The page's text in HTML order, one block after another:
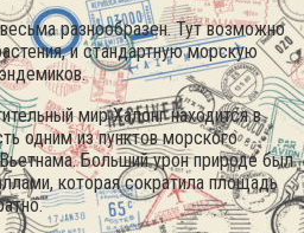
разнообразен. Тут возможно
и стандартную морскую
мир Халонг находится в
одним из пунктов морского
Больший урон природе был
которая сократила площадь